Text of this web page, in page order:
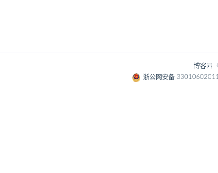
博客园
浙公网安备